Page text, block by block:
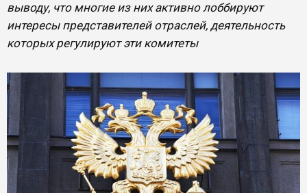
выводу, что многие из них активно лоббируют
интересы представителей отраслей, деятельность
которых регулируют эти комитеты